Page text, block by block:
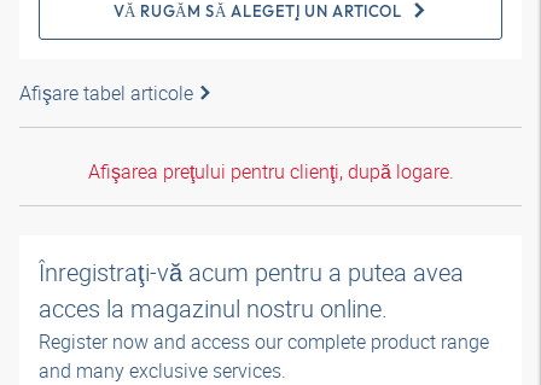
VĂ RUGĂM SĂ ALEGEŢI UN ARTICOL
Afişare tabel articole
Afişarea preţului pentru clienţi, după logare.
Înregistraţi-vă acum pentru a putea avea
acces la magazinul nostru online.
Register now and access our complete product range
and many exclusive services.